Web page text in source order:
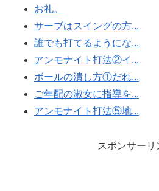
お礼。
サーブはスイングの方...
誰でも打てるようにな...
アンモナイト打法②イ...
ボールの潰し方①だれ...
ご年配の淑女に指導を...
アンモナイト打法⑤地...
スポンサーリ